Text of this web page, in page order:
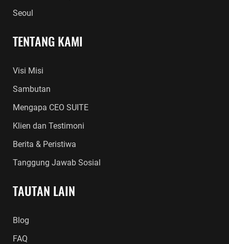
Seoul
TENTANG KAMI
Visi Misi
Sambutan
Mengapa CEO SUITE
Klien dan Testimoni
Berita & Peristiwa
Tanggung Jawab Sosial
TAUTAN LAIN
Blog
FAQ